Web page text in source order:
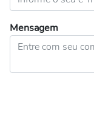
Mensagem